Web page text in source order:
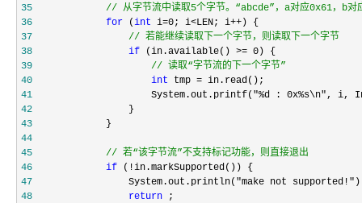
35
// 从字节流中读取5个字节。“abcde”，a对应0x61，b
36
for (int i=0; i<LEN; i++
37
// 若能继续读取下一个字节，则读取下一个字节
38
if (in.available() >= 0
39
// 读取“字节流的下一个字节”
40
int tmp =
41
                     System.out.printf("%d : 0x%s\n"
42
43
44
45
// 若“该字节流”不支持标记功能，则直接退出
46
if (!
47
                 System.out.println("make not supported!"
48
return